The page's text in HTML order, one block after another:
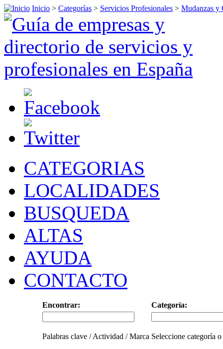
Inicio > Categorías > Servicios Profesionales > Mudanzas y
CATEGORIAS
LOCALIDADES
BUSQUEDA
ALTAS
AYUDA
CONTACTO
Encontrar: Categoría:
Palabras clave / Actividad / Marca Seleccione categoría